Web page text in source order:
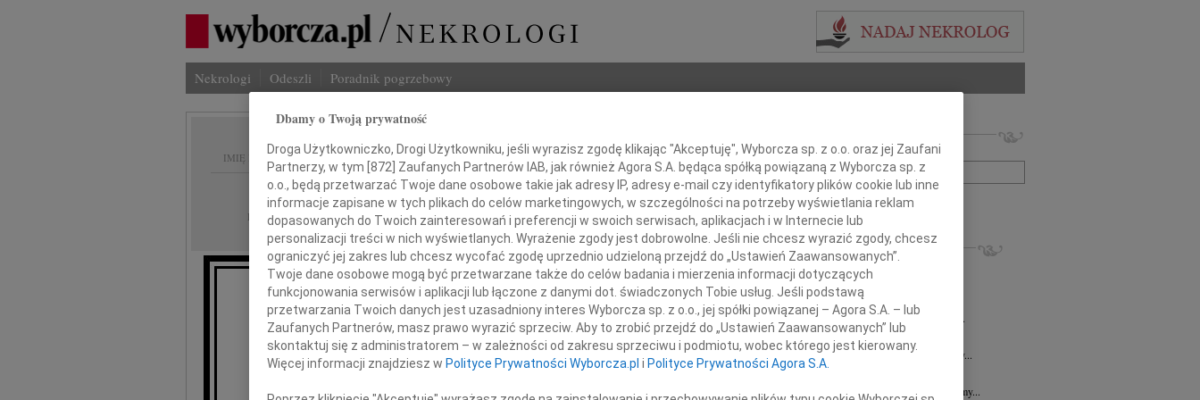
Nekrologi Odeszli Poradnik pogrzebowy
IMIĘ I NAZWISKO:
REGION: Gdańsk
DATA EMISJI: 16.09.2010
Wyrazy głębokiego współczucia
z powodu śmierci
Mamy
Imię i nazwisko lub numer ogłoszenia:
+ szukanie zaawansowane
INNE NEKROLOGI
05.08.2026Gdańsk
Nasze Koleżance Renacie Sęk w trudnych...
04.08.2026Gdańsk
Panu Piotrowi Widzowi Radnemu Sejmiku...
Zofia Mazurek
03.08.2026
Naszej Koleżance Beacie Rumińskiej wyrazy...
31.07.2026
Droga Aniu, z głębokim smutkiem przyjęliśmy...
Dbamy o Twoją prywatność
Droga Użytkowniczko, Drogi Użytkowniku, jeśli wyrazisz zgodę klikając "Akceptuję", Wyborcza sp. z o.o. oraz jej Zaufani
Partnerzy, w tym [872] Zaufanych Partnerów IAB, jak również Agora S.A. będąca spółką powiązaną z Wyborcza sp. z
o.o., będą przetwarzać Twoje dane osobowe takie jak adresy IP, adresy e-mail czy identyfikatory plików cookie lub inne
informacje zapisane w tych plikach do celów marketingowych, w szczególności na potrzeby wyświetlania reklam
dopasowanych do Twoich zainteresowań i preferencji w swoich serwisach, aplikacjach i w Internecie lub
personalizacji treści w nich wyświetlanych. Wyrażenie zgody jest dobrowolne. Jeśli nie chcesz wyrazić zgody, chcesz
ograniczyć jej zakres lub chcesz wycofać zgodę uprzednio udzieloną przejdź do „Ustawień Zaawansowanych”.
Twoje dane osobowe mogą być przetwarzane także do celów badania i mierzenia informacji dotyczących
funkcjonowania serwisów i aplikacji lub łączone z danymi dot. świadczonych Tobie usług. Jeśli podstawą
przetwarzania Twoich danych jest uzasadniony interes Wyborcza sp. z o.o., jej spółki powiązanej – Agora S.A. – lub
Zaufanych Partnerów, masz prawo wyrazić sprzeciw. Aby to zrobić przejdź do „Ustawień Zaawansowanych” lub
skontaktuj się z administratorem – w zależności od zakresu sprzeciwu i podmiotu, wobec którego jest kierowany.
Więcej informacji znajdziesz w Polityce Prywatności Wyborcza.pl i Polityce Prywatności Agora S.A.